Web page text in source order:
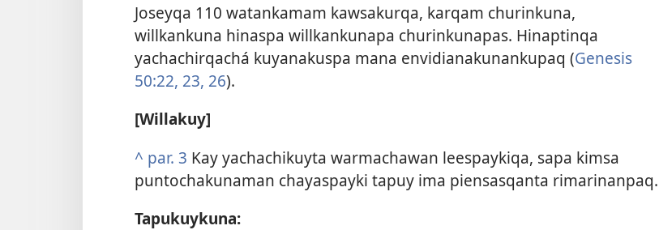
Joseyqa 110 watankamam kawsakurqa, karqam churinkuna,
willkankuna hinaspa willkankunapa churinkunapas. Hinaptinqa
yachachirqachá kuyanakuspa mana envidianakunankupaq (Genesis
50:22, 23, 26).
[Willakuy]
^ par. 3 Kay yachachikuyta warmachawan leespaykiqa, sapa kimsa
puntochakunaman chayaspayki tapuy ima piensasqanta rimarinanpaq.
Tapukuykuna: